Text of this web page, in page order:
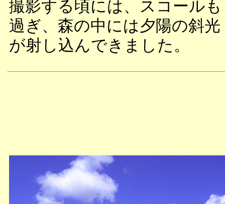
撮影する頃には、スコールも
過ぎ、森の中には夕陽の斜光
が射し込んできました。